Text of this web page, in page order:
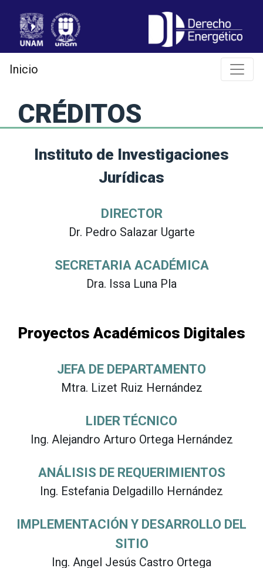
navigation
Inicio
CRÉDITOS
Instituto de Investigaciones
Jurídicas
DIRECTOR
Dr. Pedro Salazar Ugarte
SECRETARIA ACADÉMICA
Dra. Issa Luna Pla
Proyectos Académicos Digitales
JEFA DE DEPARTAMENTO
Mtra. Lizet Ruiz Hernández
LIDER TÉCNICO
Ing. Alejandro Arturo Ortega Hernández
ANÁLISIS DE REQUERIMIENTOS
Ing. Estefania Delgadillo Hernández
IMPLEMENTACIÓN Y DESARROLLO DEL
SITIO
Ing. Angel Jesús Castro Ortega